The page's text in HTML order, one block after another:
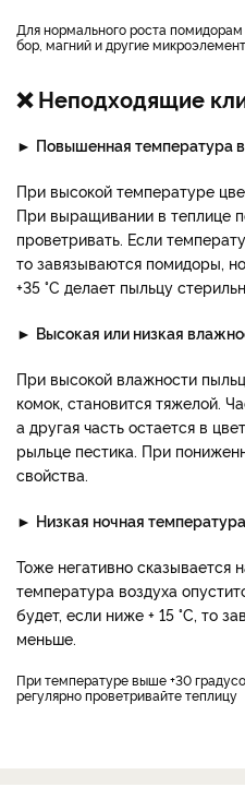
Для нормального роста помидорам необходим азот, фосфор, калий,
бор, магний и другие
❌ Неподходящие
► Повышенная температура
При высокой температуре
При выращивании в теплице
проветривать. Если
то завязываются помидоры,
+35 °С делает пыльцу
► Высокая или низкая
При высокой влажности
комок, становится тяжелой.
а другая часть остается в
рыльце пестика. При
свойства.
► Низкая ночная температура
Тоже негативно сказывается
температура воздуха
будет, если ниже + 15 °С, то
меньше.
При температуре выше +30 градусов завязь формируется плохо –
регулярно проветривайте теплицу